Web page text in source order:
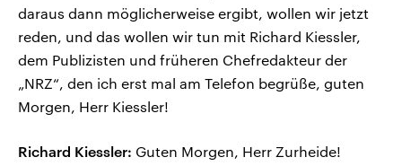
daraus dann möglicherweise ergibt, wollen wir jetzt
reden, und das wollen wir tun mit Richard Kiessler,
dem Publizisten und früheren Chefredakteur der
„NRZ“, den ich erst mal am Telefon begrüße, guten
Morgen, Herr Kiessler!
Richard Kiessler: Guten Morgen, Herr Zurheide!